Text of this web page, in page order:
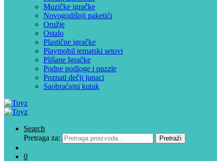
Muzičke igračke
Novogodišnji paketići
Oružje
Ostalo
Plastične igračke
Playmobil tematski setovi
Plišane Igračke
Podne podloge i puzzle
Poznati dečji junaci
Saobraćajni kutak
Search
Pretraga za:
Pretraži
0